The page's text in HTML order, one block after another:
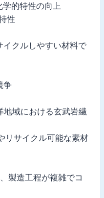
的特性の向上
性
イクルしやすい材料で
争
地域における玄武岩繊
リサイクル可能な素材
製造工程が複雑でコ